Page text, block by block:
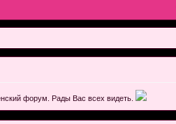
форум. Рады Вас всех видеть.